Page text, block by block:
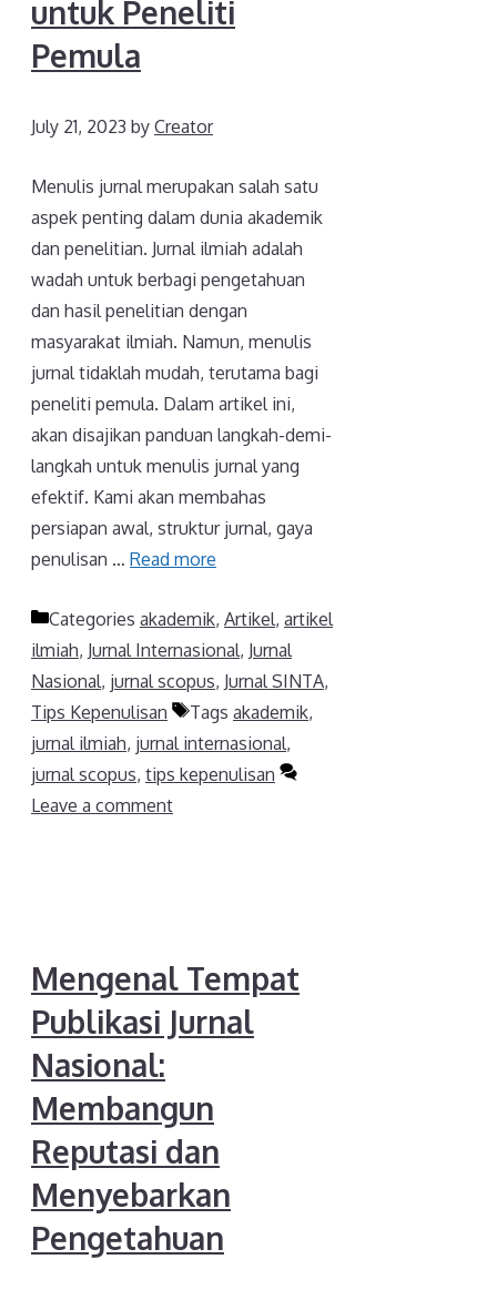
untuk Peneliti
Pemula
July 21, 2023 by Creator
Menulis jurnal merupakan salah satu
aspek penting dalam dunia akademik
dan penelitian. Jurnal ilmiah adalah
wadah untuk berbagi pengetahuan
dan hasil penelitian dengan
masyarakat ilmiah. Namun, menulis
jurnal tidaklah mudah, terutama bagi
peneliti pemula. Dalam artikel ini,
akan disajikan panduan langkah-demi-
langkah untuk menulis jurnal yang
efektif. Kami akan membahas
persiapan awal, struktur jurnal, gaya
penulisan … Read more
Categories akademik, Artikel, artikel
ilmiah, Jurnal Internasional, Jurnal
Nasional, jurnal scopus, Jurnal SINTA,
Tips Kepenulisan
Tags akademik,
jurnal ilmiah, jurnal internasional,
jurnal scopus, tips kepenulisan
Leave a comment
Mengenal Tempat
Publikasi Jurnal
Nasional:
Membangun
Reputasi dan
Menyebarkan
Pengetahuan